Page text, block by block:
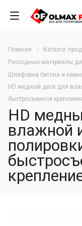
Главная
Каталог
Расходные материалы
Шлифовка бетона и
HD медный диск для
быстросъемное
HD
влажной